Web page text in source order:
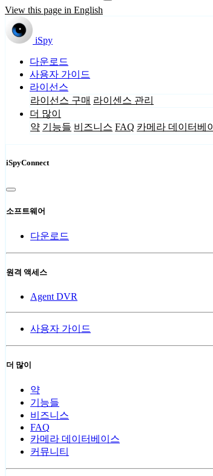
View this page in English
iSpy
다운로드
사용자 가이드
라이선스
라이선스 구매 라이센스 관리
더 많이
약 기능들 비즈니스 FAQ 카메라 데이터베
iSpyConnect
소프트웨어
다운로드
원격 액세스
Agent DVR
사용자 가이드
더 많이
약
기능들
비즈니스
FAQ
카메라 데이터베이스
커뮤니티